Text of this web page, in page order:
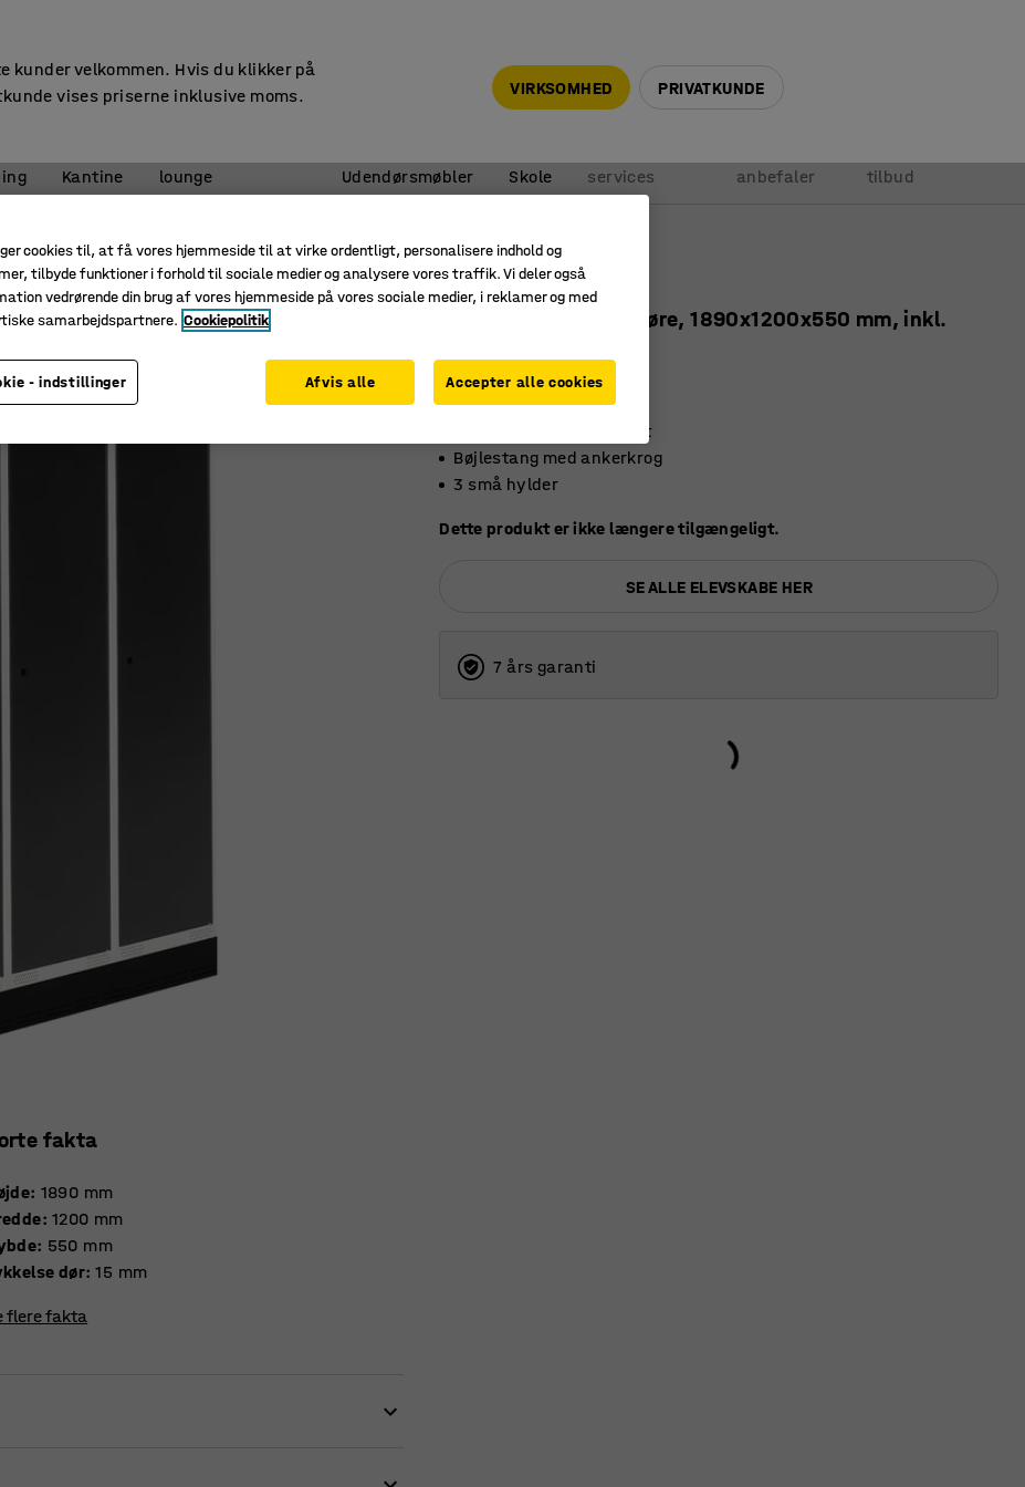
Kantine
lounge
Udendørsmøbler Skole
services
anbefaler
tilbud
fakta
: 1890 mm
: 1200 mm
: 550 mm
Tykkelse dør: 15 mm
flere fakta
Elevskab ROZ
3 sektioner, 3 sorte døre, 1890x1200x550 mm, inkl.
Art. nr.:52186
Helsvejset og forstærket
Bøjlestang med ankerkrog
3 små hylder
Dette produkt er ikke længere tilgængeligt.
SE ALLE ELEVSKABE HER
7 års garanti
kunder velkommen. Hvis du klikker på
vises priserne inklusive moms.
VIRKSOMHED PRIVATKUNDE
cookies til, at få vores hjemmeside til at virke ordentligt, personalisere indhold og
tilbyde funktioner i forhold til sociale medier og analysere vores traffik. Vi deler også
vedrørende din brug af vores hjemmeside på vores sociale medier, i reklamer og med
samarbejdspartnere. Cookiepolitik
- indstillinger Afvis alle Accepter alle cookies